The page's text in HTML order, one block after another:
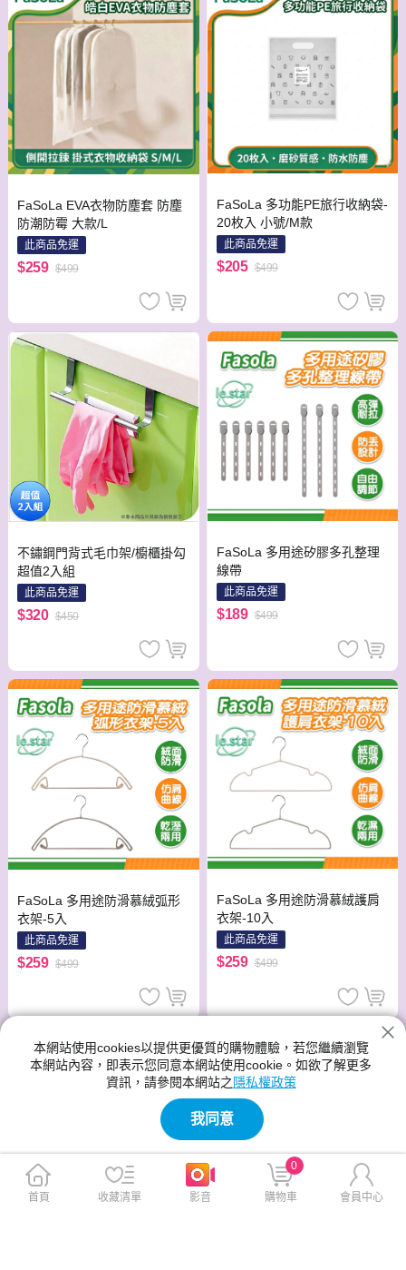
FaSoLa EVA衣物防塵套 防塵
防潮防霉 大款/L
此商品免運
$259 $499
FaSoLa 多功能PE旅行收納袋-
20枚入 小號/M款
此商品免運
$205 $499
不鏽鋼門背式毛巾架/櫥櫃掛勾
超值2入組
此商品免運
$320 $450
FaSoLa 多用途矽膠多孔整理
線帶
此商品免運
$189 $499
FaSoLa 多用途防滑慕絨弧形
衣架-5入
此商品免運
$259 $499
FaSoLa 多用途防滑慕絨護肩
衣架-10入
此商品免運
$259 $499
本網站使用cookies以提供更優質的購物體驗，若您繼續瀏覽
本網站內容，即表示您同意本網站使用cookie。如欲了解更多
資訊，請參閱本網站之 隱私權政策
我同意
首頁 收藏清單 影音 購物車
0
會員中心